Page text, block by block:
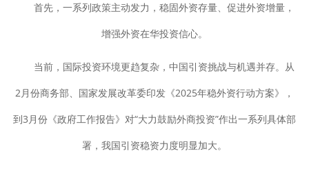
首先，一系列政策主动发力，稳固外资存量、促进外资增量，
增强外资在华投资信心。
当前，国际投资环境更趋复杂，中国引资挑战与机遇并存。从
2月份商务部、国家发展改革委印发《2025年稳外资行动方案》，
到3月份《政府工作报告》对“大力鼓励外商投资”作出一系列具体部
署，我国引资稳资力度明显加大。